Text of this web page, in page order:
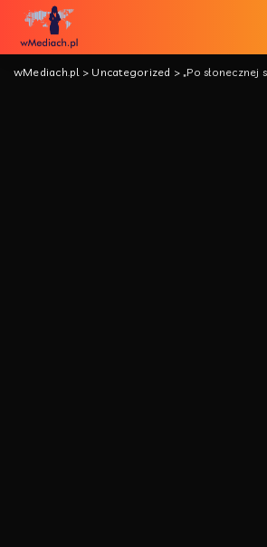
wMediach.pl> Uncategorized > „Po słonecznej stronie życia” – książka Damiana